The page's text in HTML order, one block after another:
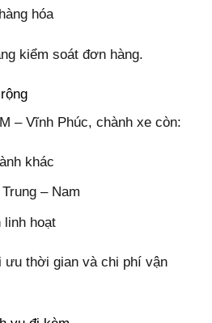
hóa
kiểm soát đơn hàng.
– Vĩnh Phúc, chành xe còn:
khác
– Nam
linh hoạt
ưu thời gian và chi phí vận